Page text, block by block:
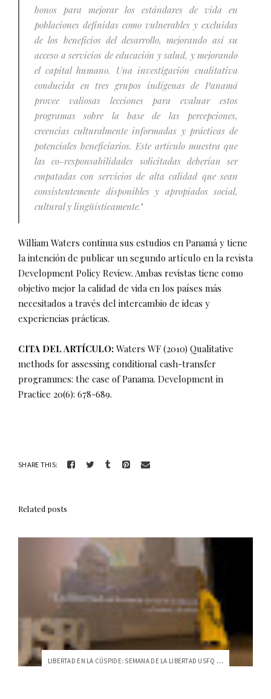
bonos para mejorar los estándares de vida en
poblaciones definidas como vulnerables y excluidas
de los beneficios del desarrollo, mejorando así su
acceso a servicios de educación y salud, y mejorando
el capital humano. Una investigación cualitativa
conducida en tres grupos indígenas de Panamá
provee valiosas lecciones para evaluar estos
programas sobre la base de las percepciones,
creencias culturalmente informadas y prácticas de
potenciales beneficiarios. Este artículo muestra que
las co-responsabilidades solicitadas deberían ser
empatadas con servicios de alta calidad que sean
consistentemente disponibles y apropiados social,
cultural y lingüísticamente."
William Waters continua sus estudios en Panamá y tiene
la intención de publicar un segundo artículo en la revista
Development Policy Review. Ambas revistas tiene como
objetivo mejor la calidad de vida en los países más
necesitados a través del intercambio de ideas y
experiencias prácticas.
CITA DEL ARTÍCULO: Waters WF (2010) Qualitative
methods for assessing conditional cash-transfer
programmes: the case of Panama. Development in
Practice 20(6): 678-689.
SHARE THIS:
Related posts
LIBERTAD EN LA CÚSPIDE: SEMANA DE LA LIBERTAD USFQ 2023